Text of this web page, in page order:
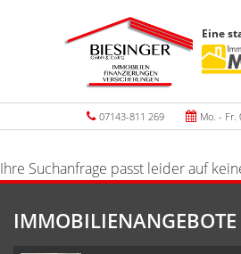
Eine
07143-811 269 Mo. - Fr.
Ihre Suchanfrage passt leider auf
IMMOBILIENANGEBOTE